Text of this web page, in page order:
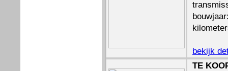
bekijk
TE